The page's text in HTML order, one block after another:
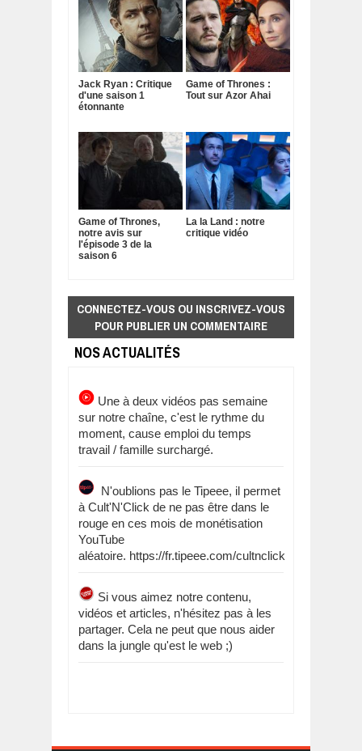
Jack Ryan : Critique
d'une saison 1
étonnante
Game of Thrones :
Tout sur Azor Ahai
Game of Thrones,
notre avis sur
l'épisode 3 de la
saison 6
La la Land : notre
critique vidéo
CONNECTEZ-VOUS OU INSCRIVEZ-VOUS
POUR PUBLIER UN COMMENTAIRE
NOS ACTUALITÉS
Une à deux vidéos pas semaine
sur notre chaîne, c'est le rythme du
moment, cause emploi du temps
travail / famille surchargé.
N'oublions pas le Tipeee, il permet
à Cult'N'Click de ne pas être dans le
rouge en ces mois de monétisation
YouTube
aléatoire. https://fr.tipeee.com/cultnclick
Si vous aimez notre contenu,
vidéos et articles, n'hésitez pas à les
partager. Cela ne peut que nous aider
dans la jungle qu'est le web ;)